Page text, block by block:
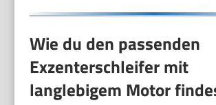
Wie du den passenden
Exzenterschleifer mit
langlebigem Motor